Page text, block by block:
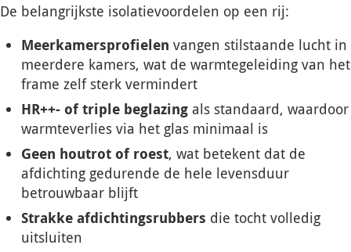
De belangrijkste isolatievoordelen op een rij:
Meerkamersprofielen vangen stilstaande lucht in
meerdere kamers, wat de warmtegeleiding van het
frame zelf sterk vermindert
HR++- of triple beglazing als standaard, waardoor
warmteverlies via het glas minimaal is
Geen houtrot of roest, wat betekent dat de
afdichting gedurende de hele levensduur
betrouwbaar blijft
Strakke afdichtingsrubbers die tocht volledig
uitsluiten